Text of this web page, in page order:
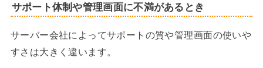
サポート体制や管理画面に不満があるとき
サーバー会社によってサポートの質や管理画面の使いや
すさは大きく違います。